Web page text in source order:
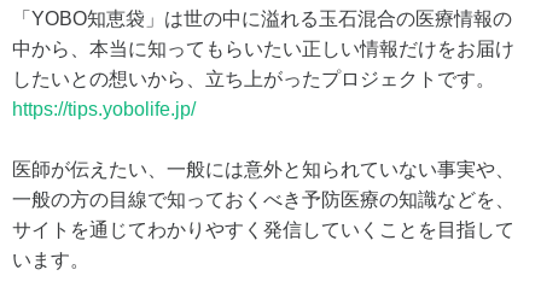
「YOBO知恵袋」は世の中に溢れる玉石混合の医療情報の
中から、本当に知ってもらいたい正しい情報だけをお届け
したいとの想いから、立ち上がったプロジェクトです。
https://tips.yobolife.jp/
医師が伝えたい、一般には意外と知られていない事実や、
一般の方の目線で知っておくべき予防医療の知識などを、
サイトを通じてわかりやすく発信していくことを目指して
います。